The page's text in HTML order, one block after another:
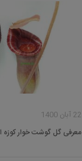
22 آبان 1400
معرفی گل گوشت خوار کوزه ای٫